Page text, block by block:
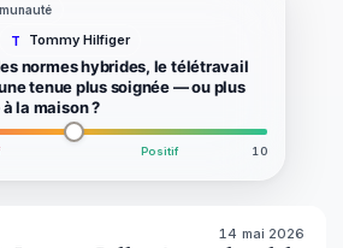
T Tommy Hilfiger
normes hybrides, le télétravail
tenue plus soignée — ou plus
la maison ?
Positif 10
93% 44
14 mai 2026